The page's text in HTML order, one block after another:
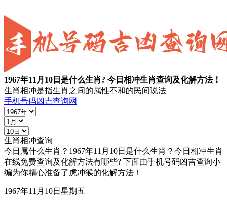
1967年11月10日 是什么生肖? 今日相冲生肖查询及化解方法！
生肖相冲是指生肖之间的属性不和的民间说法
手机号码凶吉查询网
生肖相冲查询
今日属什么生肖？ 1967年11月10日 是什么生肖？今日相冲生肖
在线免费查询及化解方法有哪些? 下面由手机号码凶吉查询小
编为你精心准备了 虎冲猴的化解方法！
1967年11月10日 星期五